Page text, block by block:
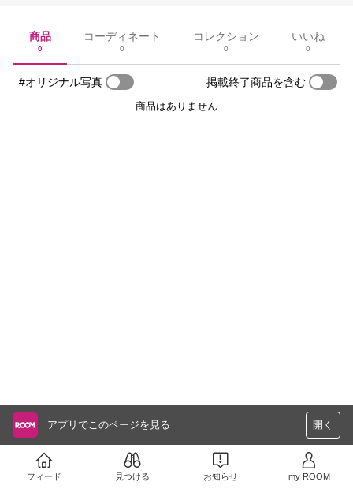
商品
0
コーディネート
0
コレクション
0
いいね
0
#オリジナル写真 掲載終了商品を含む
商品はありません
アプリでこのページを見る 開く
フィード 見つける お知らせ my ROOM